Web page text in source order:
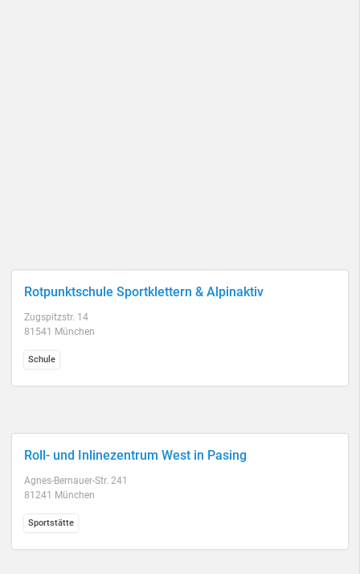
Rotpunktschule Sportklettern & Alpinaktiv
Zugspitzstr. 14
81541 München
Schule
Roll- und Inlinezentrum West in Pasing
Agnes-Bernauer-Str. 241
81241 München
Sportstätte